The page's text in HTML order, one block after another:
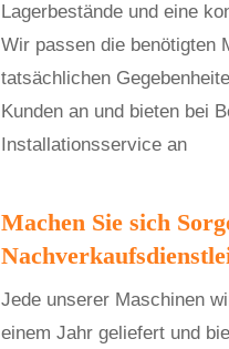
Lagerbestände und eine
Wir passen die benötigten
tatsächlichen
Kunden an und bieten bei
Installationsservice an
Machen Sie sich
Jede unserer Maschinen
einem Jahr geliefert und